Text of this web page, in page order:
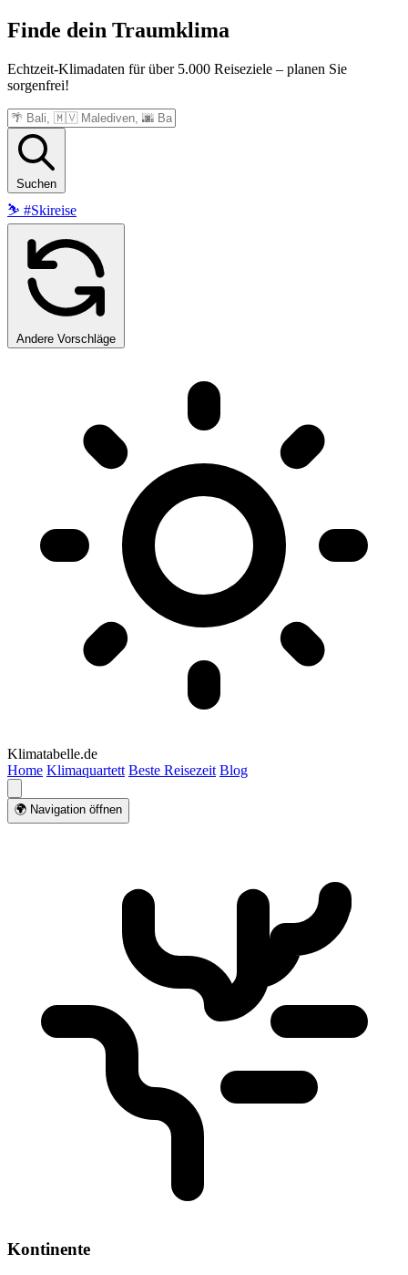
Finde dein Traumklima
Echtzeit-Klimadaten für über 5.000 Reiseziele – planen Sie
sorgenfrei!
Suchen
⛷️ #Skireise
Andere Vorschläge
Klimatabelle.de
Home Klimaquartett Beste Reisezeit Blog
🌍 Navigation öffnen
Kontinente